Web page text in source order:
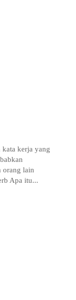
kata kerja yang
orang lain
Apa itu...